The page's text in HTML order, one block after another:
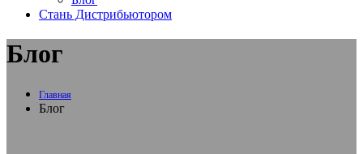
Стань Дистрибьютором
Блог
Главная
Блог